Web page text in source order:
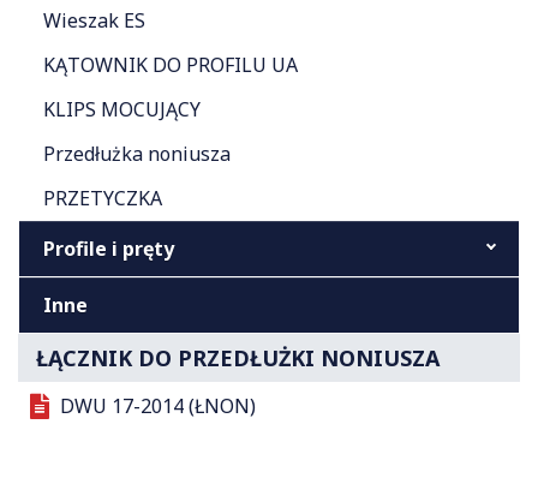
Wieszak ES
KĄTOWNIK DO PROFILU UA
KLIPS MOCUJĄCY
Przedłużka noniusza
PRZETYCZKA
Profile i pręty
Inne
ŁĄCZNIK DO PRZEDŁUŻKI NONIUSZA
DWU 17-2014 (ŁNON)